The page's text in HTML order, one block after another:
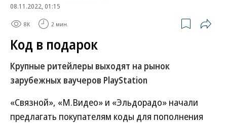
08.11.2022, 01:15
8K 2 мин.
Код в подарок
Крупные ритейлеры выходят на рынок
зарубежных ваучеров PlayStation
«Связной», «М.Видео» и «Эльдорадо» начали
предлагать покупателям коды для пополнения